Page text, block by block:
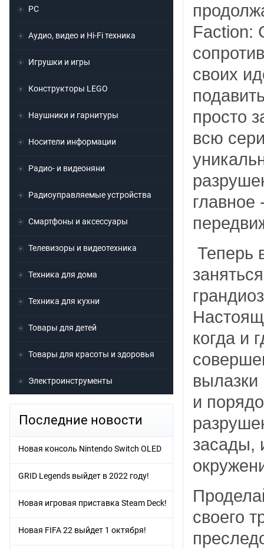
Faction:
своих
просто
всю
главное
Теперь
когда и
вылазки
и
засады,
своего
PC
Аудио, видео и Hi-Fi техника
Игрушки и игры
Конструкторы LEGO
Наушники и гарнитуры
Носители информации
Радио- и видеоняни
Радиоуправляемые устройства
Смартфоны и аксессуары
Телевизоры и видеотехника
Техника для дома
Техника для кухни
Товары для детей
Товары для красоты и здоровья
Электроинструменты
Последние новости
Новая консоль Nintendo Switch OLED
GRID Legends выйдет в 2022 году!
Новая игровая приставка Steam Deck!
Новая FIFA 22 выйдет 1 октября!